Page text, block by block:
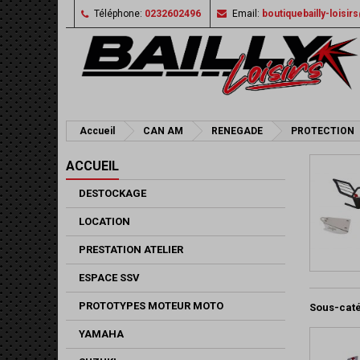
Téléphone: 0232602496 Email: boutiquebailly-
Accueil CAN AM RENEGADE PROTECTION
ACCUEIL
DESTOCKAGE
LOCATION
PRESTATION ATELIER
ESPACE SSV
PROTOTYPES MOTEUR MOTO
YAMAHA
Sous-